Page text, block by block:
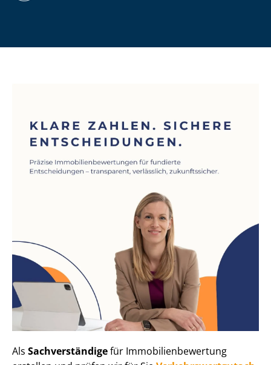
Als Sachverständigefür Im­mo­bi­li­en­be­wer­tung